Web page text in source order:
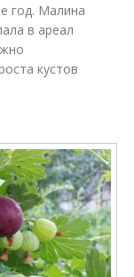
год. Малина
в ареал
кустов